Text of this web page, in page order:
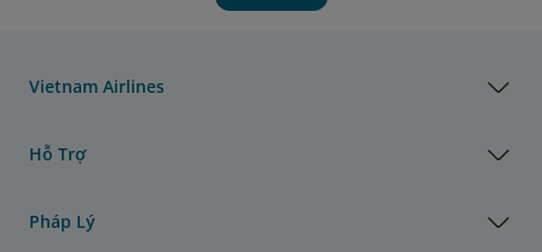
Vietnam Airlines
Hỗ Trợ
Pháp Lý